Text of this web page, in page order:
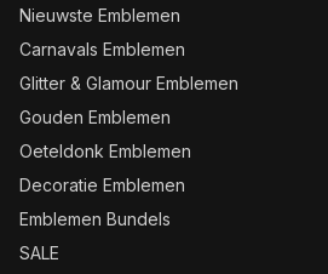
Nieuwste Emblemen
Carnavals Emblemen
Glitter & Glamour Emblemen
Gouden Emblemen
Oeteldonk Emblemen
Decoratie Emblemen
Emblemen Bundels
SALE